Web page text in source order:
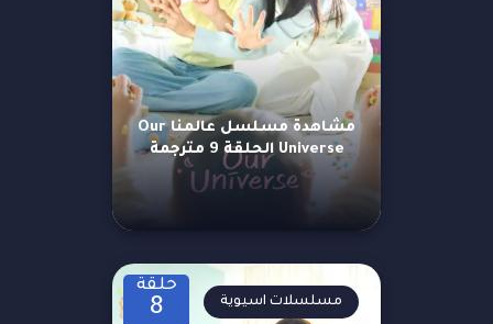
مشاهدة مسلسل عالمنا Our
Universe الحلقة 9 مترجمة
حلقة
8 مسلسلات اسيوية